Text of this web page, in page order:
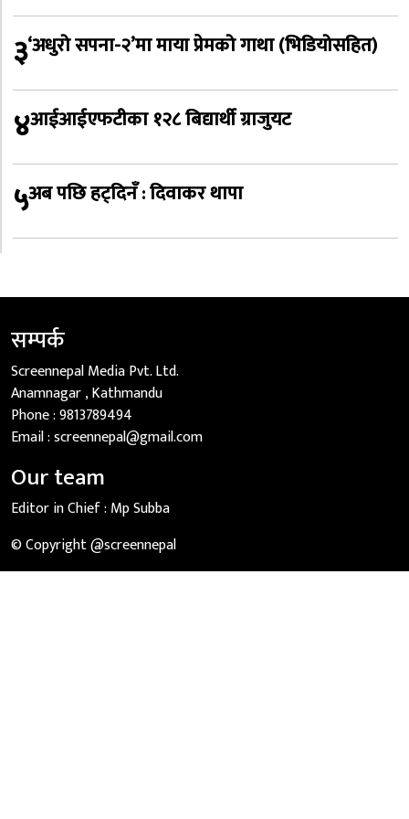
३‘अधुरो सपना-२’मा माया प्रेमको गाथा (भिडियोसहित)
४आईआईएफटीका १२८ बिद्यार्थी ग्राजुयट
५अब पछि हट्दिनँ : दिवाकर थापा
सम्पर्क
Screennepal Media Pvt. Ltd.
Anamnagar , Kathmandu
Phone :9813789494
Email :screennepal@gmail.com
Our team
Editor in Chief : Mp Subba
© Copyright @screennepal